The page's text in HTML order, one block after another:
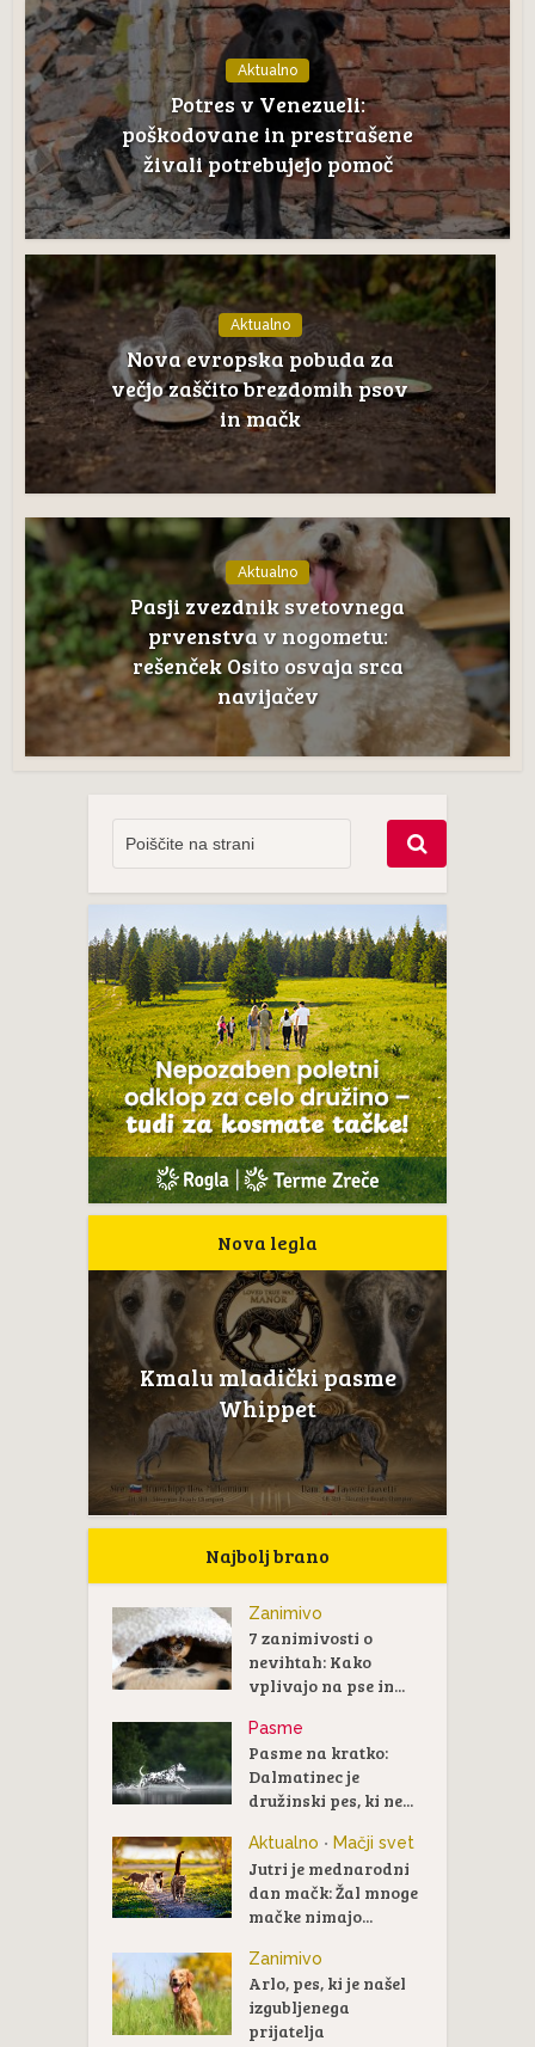
Aktualno
Potres v Venezueli:
poškodovane in prestrašene
živali potrebujejo pomoč
Aktualno
Nova evropska pobuda za
večjo zaščito brezdomih psov
in mačk
Aktualno
Pasji zvezdnik svetovnega
prvenstva v nogometu:
rešenček Osito osvaja srca
navijačev
Nova legla
Kmalu mladički pasme
Whippet
Najbolj brano
Zanimivo
7 zanimivosti o
nevihtah: Kako
vplivajo na pse in...
Pasme
Pasme na kratko:
Dalmatinec je
družinski pes, ki ne...
Aktualno • Mačji svet
Jutri je mednarodni
dan mačk: Žal mnoge
mačke nimajo...
Zanimivo
Arlo, pes, ki je našel
izgubljenega
prijatelja